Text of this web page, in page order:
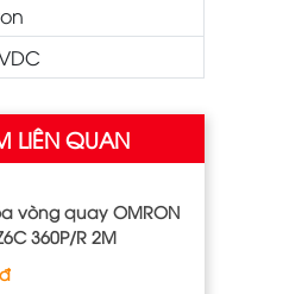
LIÊN QUAN
vòng quay OMRON
360P/R 2M